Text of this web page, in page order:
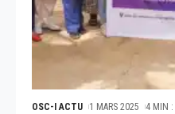
OSC-I ACTU 1 MARS 2025 4 MIN :